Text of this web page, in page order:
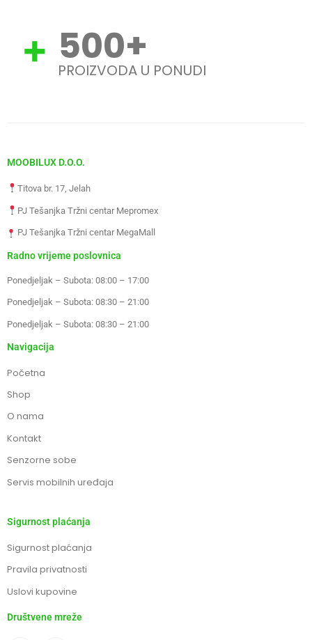
500+
PROIZVODA U PONUDI
MOOBILUX D.O.O.
Titova br. 17, Jelah
PJ Tešanjka Tržni centar Mepromex
PJ Tešanjka Tržni centar MegaMall
Radno vrijeme poslovnica
Ponedjeljak – Subota: 08:00 – 17:00
Ponedjeljak – Subota: 08:30 – 21:00
Ponedjeljak – Subota: 08:30 – 21:00
Navigacija
Početna
Shop
O nama
Kontakt
Senzorne sobe
Servis mobilnih uređaja
Sigurnost plaćanja
Sigurnost plaćanja
Pravila privatnosti
Uslovi kupovine
Društvene mreže